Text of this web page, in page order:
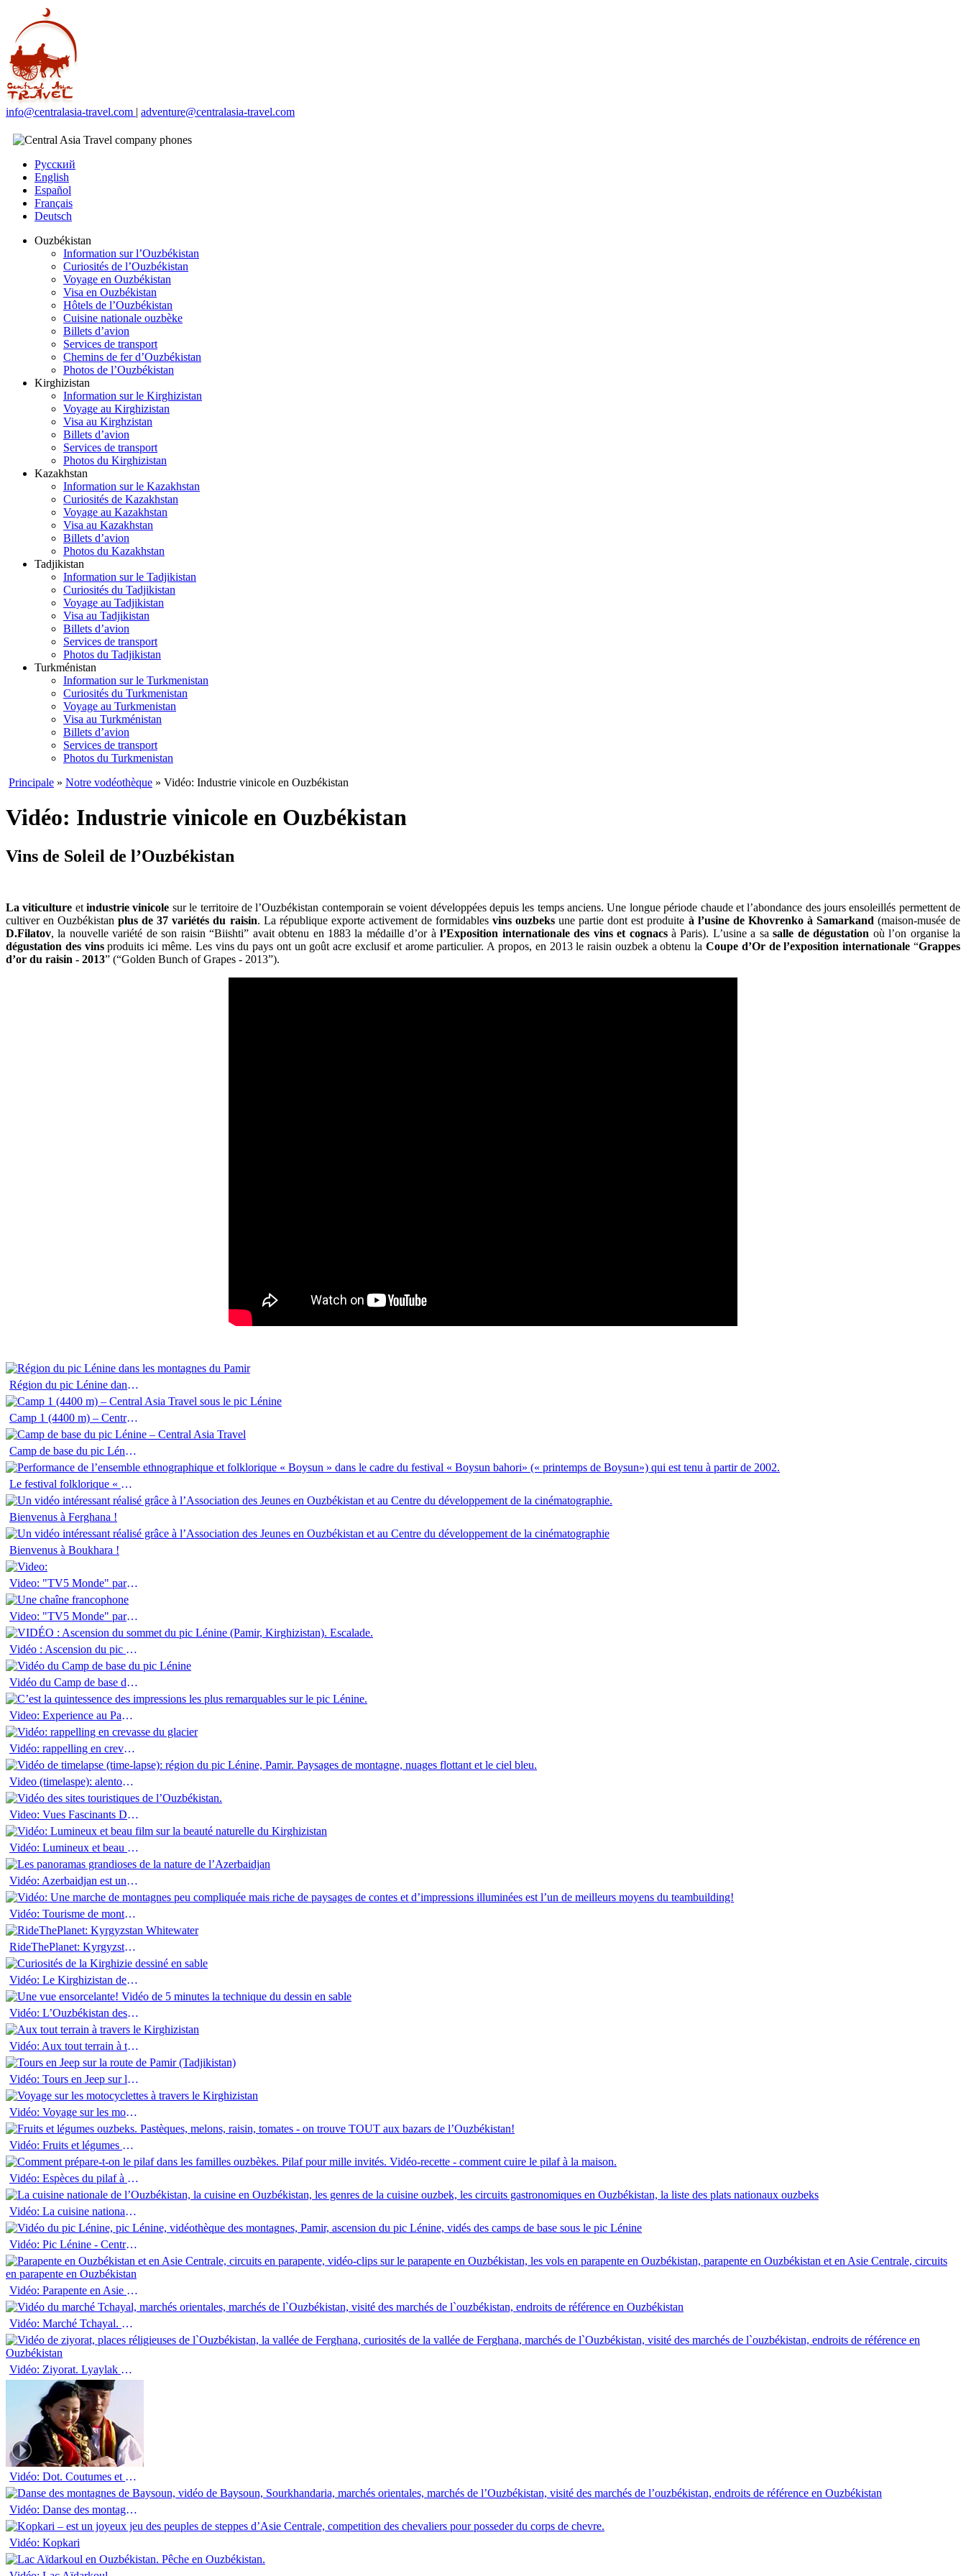
info@centralasia-travel.com | adventure@centralasia-travel.com
Русский
English
Español
Français
Deutsch
Ouzbékistan
Information sur l’Ouzbékistan
Curiosités de l’Ouzbékistan
Voyage en Ouzbékistan
Visa en Ouzbékistan
Hôtels de l’Ouzbékistan
Cuisine nationale ouzbèke
Billets d’avion
Services de transport
Chemins de fer d’Ouzbékistan
Photos de l’Ouzbékistan
Kirghizistan
Information sur le Kirghizistan
Voyage au Kirghizistan
Visa au Kirghzistan
Billets d’avion
Services de transport
Photos du Kirghizistan
Kazakhstan
Information sur le Kazakhstan
Curiosités de Kazakhstan
Voyage au Kazakhstan
Visa au Kazakhstan
Billets d’avion
Photos du Kazakhstan
Tadjikistan
Information sur le Tadjikistan
Curiosités du Tadjikistan
Voyage au Tadjikistan
Visa au Tadjikistan
Billets d’avion
Services de transport
Photos du Tadjikistan
Turkménistan
Information sur le Turkmenistan
Curiosités du Turkmenistan
Voyage au Turkmenistan
Visa au Turkménistan
Billets d’avion
Services de transport
Photos du Turkmenistan
Principale » Notre vodéothèque » Vidéo: Industrie vinicole en Ouzbékistan
Vidéo: Industrie vinicole en Ouzbékistan
Vins de Soleil de l’Ouzbékistan
La viticulture etindustrie vinicole sur le territoire de l’Ouzbékistan contemporain se voient développées depuis les temps anciens. Une longue période chaude et l’abondance des jours ensoleillés permettent de
cultiver en Ouzbékistanplus de 37 variétés du raisin. La république exporte activement de formidablesvins ouzbeks une partie dont est produite à l’usine de Khovrenko à Samarkand (maison-musée de
D.Filatov, la nouvelle variété de son raisin “Biishti” avait obtenu en 1883 la médaille d’or àl’Exposition internationale des vins et cognacsà Paris). L’usine a sasalle de dégustation où l’on organise la
dégustation des vinsproduits ici même. Les vins du pays ont un goût acre exclusif et arome particulier. A propos, en 2013 le raisin ouzbek a obtenu laCoupe d’Or de l’exposition internationale “Grappes
d’or du raisin - 2013” (“Golden Bunch of Grapes - 2013”).
Région du pic Lénine dans les montagnes du Pamir
Camp 1 (4400 m) – Central Asia Travel sous le pic Lénine
Camp de base du pic Lénine – Central Asia Travel
Le festival folklorique « Boysun bahori »
Bienvenus à Ferghana !
Bienvenus à Boukhara !
Video: "TV5 Monde" parle du Boukhara
Video: "TV5 Monde" parle du Samarcande
Vidéo : Ascension du pic Lénine
Vidéo du Camp de base du pic Lénine
Video: Experience au Pamir 2016
Vidéo: rappelling en crevasse du glacier
Video (timelaspe): alentours du Camp de Base (3600 M) au pied du Pic Lenine
Video: Vues Fascinants De Samarcande, Khiva Et Boukhara (Timelapse)
Vidéo: Lumineux et beau film sur la beauté naturelle du Kirghizistan
Vidéo: Azerbaidjan est un pays des contrastes
Vidéo: Tourisme de montagnes. Tracking en région du lac de Sari-Tchélek (Tyan-Chan d’Ouest, Kirghizistan), Juin 2015
RideThePlanet: Kyrgyzstan Whitewater
Vidéo: Le Kirghizistan dessiné en sable
Vidéo: L’Ouzbékistan dessiné en sable
Vidéo: Aux tout terrain à travers le Kirghizistan
Vidéo: Tours en Jeep sur la route de Pamir (Tadjikistan)
Vidéo: Voyage sur les motocyclettes à travers le Kirghizistan
Vidéo: Fruits et légumes ouzbeks
Vidéo: Espèces du pilaf à Tachkent
Vidéo: La cuisine nationale de l`Asie Centrale
Vidéo: Pic Lénine - Central Asia Travel
Vidéo: Parapente en Asie Centrale
Vidéo: Marché Tchayal. Kashkadaria
Vidéo: Ziyorat. Lyaylak mozori
Vidéo: Dot. Coutumes et traditions de l`Ouzbékistan
Vidéo: Danse des montagnes de Baysoun
Vidéo: Kopkari